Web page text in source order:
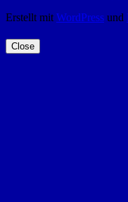
Erstellt mit WordPress und
Close